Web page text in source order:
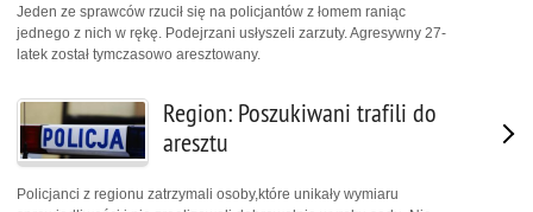
Jeden ze sprawców rzucił się na policjantów z łomem raniąc
jednego z nich w rękę. Podejrzani usłyszeli zarzuty. Agresywny 27-
latek został tymczasowo aresztowany.
Region: Poszukiwani trafili do
aresztu
Policjanci z regionu zatrzymali osoby,które unikały wymiaru